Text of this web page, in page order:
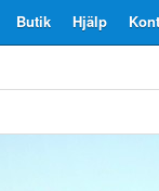
Hjälp
Butik